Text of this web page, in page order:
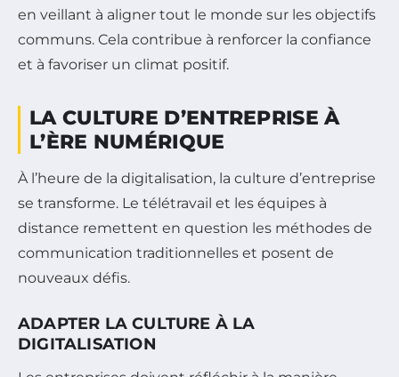
en veillant à aligner tout le monde sur les objectifs
communs. Cela contribue à renforcer la confiance
et à favoriser un climat positif.
LA CULTURE D’ENTREPRISE À
L’ÈRE NUMÉRIQUE
À l’heure de la digitalisation, la culture d’entreprise
se transforme. Le télétravail et les équipes à
distance remettent en question les méthodes de
communication traditionnelles et posent de
nouveaux défis.
ADAPTER LA CULTURE À LA
DIGITALISATION